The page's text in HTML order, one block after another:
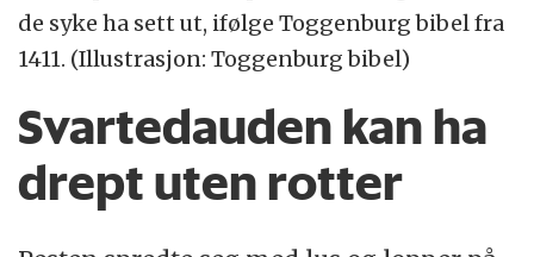
de syke ha sett ut, ifølge Toggenburg bibel fra
1411. (Illustrasjon: Toggenburg bibel)
Svartedauden kan ha
drept uten rotter